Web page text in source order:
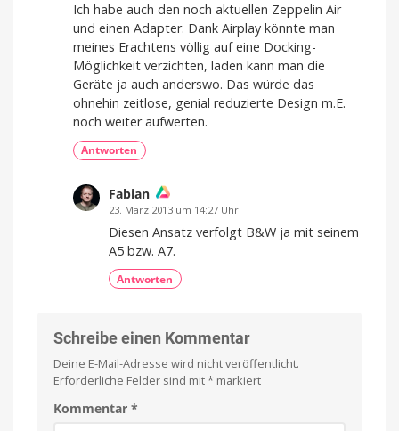
Ich habe auch den noch aktuellen Zeppelin Air
und einen Adapter. Dank Airplay könnte man
meines Erachtens völlig auf eine Docking-
Möglichkeit verzichten, laden kann man die
Geräte ja auch anderswo. Das würde das
ohnehin zeitlose, genial reduzierte Design m.E.
noch weiter aufwerten.
Antworten
Fabian
23. März 2013 um 14:27 Uhr
Diesen Ansatz verfolgt B&W ja mit seinem
A5 bzw. A7.
Antworten
Schreibe einen Kommentar
Deine E-Mail-Adresse wird nicht veröffentlicht.
Erforderliche Felder sind mit* markiert
Kommentar *